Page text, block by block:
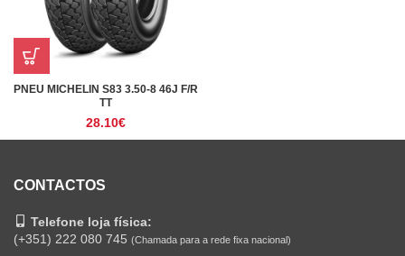
PNEU MICHELIN S83 3.50-8 46J F/R
TT
28.10€
CONTACTOS
Telefone loja física:
(+351) 222 080 745 (Chamada para a rede fixa nacional)